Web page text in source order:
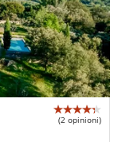
(2 opinioni)